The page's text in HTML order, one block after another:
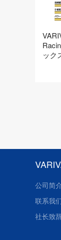
ック
公司简
联系我
社长致